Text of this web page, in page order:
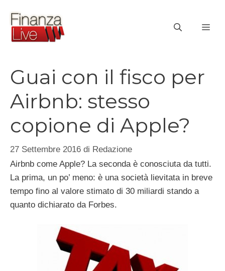
contenuto
Guai con il fisco per
Airbnb: stesso
copione di Apple?
27 Settembre 2016 di Redazione
Airbnb come Apple? La seconda è conosciuta da tutti.
La prima, un po’ meno: è una società lievitata in breve
tempo fino al valore stimato di 30 miliardi stando a
quanto dichiarato da Forbes.